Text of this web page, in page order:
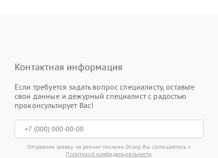
Контактная информация
Если требуется задать вопрос специалисту, оставьте
свои данные и дежурный специалист с радостью
проконсультирует Вас!
Отправляя заявку на ремонт техники Sharp, Вы соглашаетесь с
Политикой конфиденциальности